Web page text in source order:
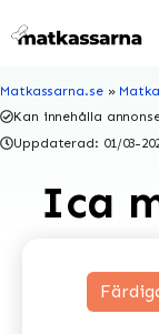
till
Matkassarna.se»
Kan innehålla
Uppdaterad: 01/03-
Ica